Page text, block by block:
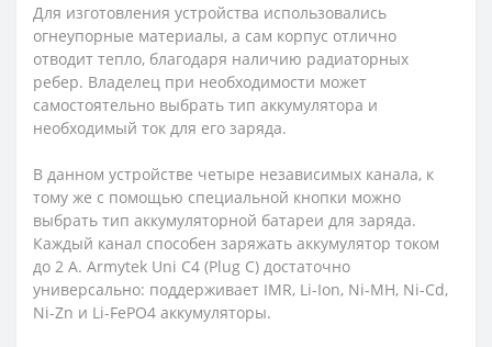
Для изготовления устройства использовались
огнеупорные материалы, а сам корпус отлично
отводит тепло, благодаря наличию радиаторных
ребер. Владелец при необходимости может
самостоятельно выбрать тип аккумулятора и
необходимый ток для его заряда.
В данном устройстве четыре независимых канала, к
тому же с помощью специальной кнопки можно
выбрать тип аккумуляторной батареи для заряда.
Каждый канал способен заряжать аккумулятор током
до 2 А. Armytek Uni C4 (Plug C) достаточно
универсально: поддерживает IMR, Li-Ion, Ni-MH, Ni-Cd,
Ni-Zn и Li-FePO4 аккумуляторы.